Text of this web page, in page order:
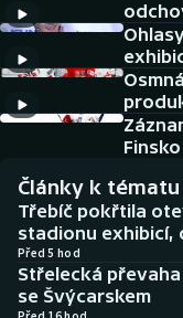
Americký fotbal
Baseball a softbal
Basketbal
Biatlon
Boby a skeleton
Box
NEPŘEHLÉDNĚTE
Soutěže
Historické návraty
Aplikace ČT sport
AZ kvíz
Články k tématu
Třebíč pokřtila
stadionu exhibicí,
Před 5 hod
Střelecká
se Švýcarskem